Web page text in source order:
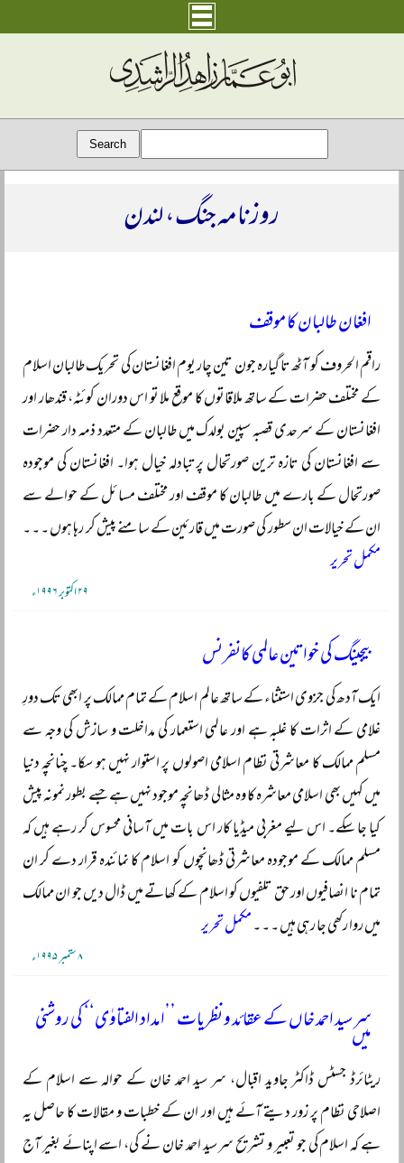
روزنامہ جنگ، لندن
افغان طالبان کا موقف
راقم الحروف کو آٹھ تا گیارہ جون تین چار یوم افغانستان کی تحریک طالبان اسلام
کے مختلف حضرات کے ساتھ ملاقاتوں کا موقع ملا تو اس دوران کوئٹہ، قندھار اور
افغانستان کے سرحدی قصبہ سپین بولدک میں طالبان کے متعدد ذمہ دار حضرات
سے افغانستان کی تازہ ترین صورتحال پر تبادلہ خیال ہوا۔ افغانستان کی موجودہ
صورتحال کے بارے میں طالبان کا موقف اور مختلف مسائل کے حوالے سے
ان کے خیالات ان سطور کی صورت میں قارئین کے سامنے پیش کر رہا ہوں ۔ ۔ ۔
مکمل تحریر
۲۹ اکتوبر ۱۹۹۶ء
بیجینگ کی خواتین عالمی کانفرنس
ایک آدھ کی جزوی استثناء کے ساتھ عالم اسلام کے تمام ممالک پر ابھی تک دورِ
غلامی کے اثرات کا غلبہ ہے اور عالمی استعمار کی مداخلت و سازش کی وجہ سے
مسلم ممالک کا معاشرتی نظام اسلامی اصولوں پر استوار نہیں ہو سکا۔ چنانچہ دنیا
میں کہیں بھی اسلامی معاشرہ کا وہ مثالی ڈھانچہ موجود نہیں ہے جسے بطور نمونہ پیش
کیا جا سکے۔ اس لیے مغربی میڈیا کار اس بات میں آسانی محسوس کر رہے ہیں کہ
مسلم ممالک کے موجودہ معاشرتی ڈھانچوں کو اسلام کا نمائندہ قرار دے کر ان
تمام نا انصافیوں اور حق تلفیوں کو اسلام کے کھاتے میں ڈال دیں جو ان ممالک
میں روا رکھی جا رہی ہیں ۔ ۔ ۔ مکمل تحریر
۸ ستمبر ۱۹۹۵ء
سر سید احمد خاں کے عقائد و نظریات ’’امداد الفتاوٰی‘‘ کی روشنی
میں
ریٹائرڈ جسٹس ڈاکٹر جاوید اقبال، سر سید احمد خان کے حوالہ سے اسلام کے
اصلاحی نظام پر زور دیتے آئے ہیں اور ان کے خطبات و مقالات کا حاصل یہ
ہے کہ اسلام کی جو تعبیر و تشریح سر سید احمد خان نے کی، اسے اپنائے بغیر آج